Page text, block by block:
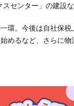
スセンター」の建設
環。今後は自社保
めるなど、さらに